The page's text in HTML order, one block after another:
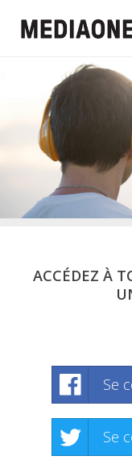
ACCÉDEZ À
Se
Se